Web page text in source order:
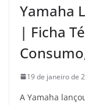
Yamaha
| Ficha
19 de janeiro de
A Yamaha